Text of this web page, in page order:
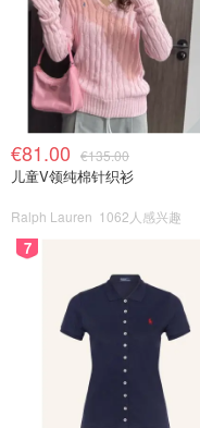
€81.00 €135.00
儿童V领纯棉针织衫
Ralph Lauren 1062人感兴趣
7